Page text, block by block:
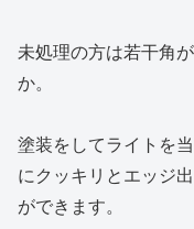
未処理の方は若干角
か。
塗装をしてライトを
にクッキリとエッジ
ができます。